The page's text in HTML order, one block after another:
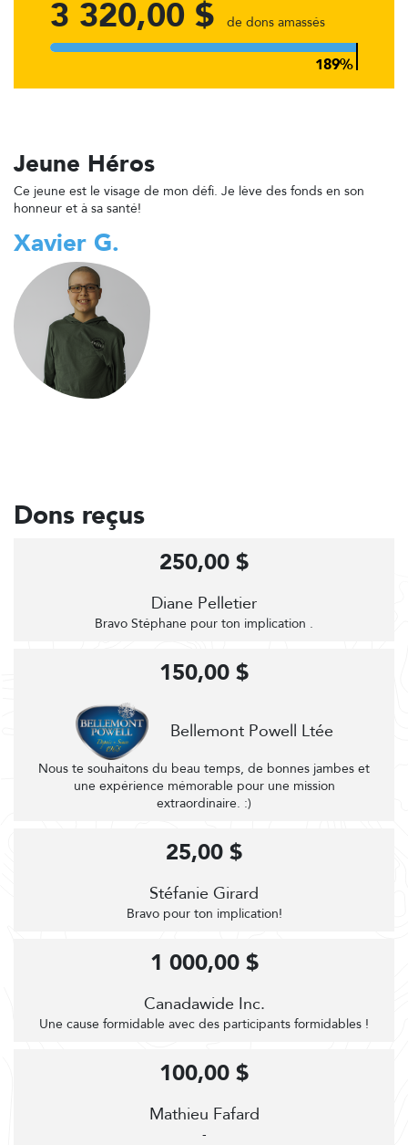
3 320,00 $ de dons amassés
Jeune Héros
Ce jeune est le visage de mon défi. Je lève des fonds en son
honneur et à sa santé!
Xavier G.
Dons reçus
Diane Pelletier
Bravo Stéphane pour ton implication .
250,00 $
Bellemont Powell Ltée
Nous te souhaitons du beau temps, de bonnes jambes et
une expérience mémorable pour une mission
extraordinaire. :)
150,00 $
Stéfanie Girard
Bravo pour ton implication!
25,00 $
Canadawide Inc.
Une cause formidable avec des participants formidables !
1 000,00 $
Mathieu Fafard
-
100,00 $